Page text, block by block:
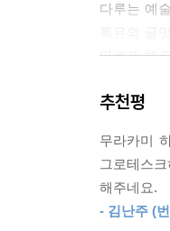
『버스데
스무 살
매니저가
주인공은
다루는 예
다르게 해
‘믿고 읽는
하루키 소
번역가 다
추천평
무라카미
그로테스
해주네요.
- 김난주 (